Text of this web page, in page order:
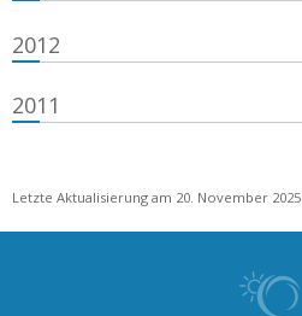
2012
2011
Letzte Aktualisierung am 20. November 2025